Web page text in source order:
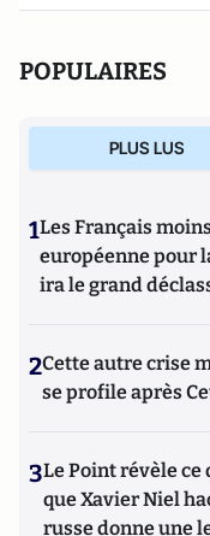
POPULAIRES
PLUS LUS
1Les Français
européenne pour
ira le grand
2Cette autre crise
se profile après
3Le Point révèle
que Xavier Niel
russe donne une